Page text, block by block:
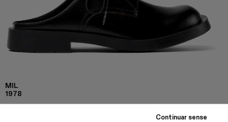
Continuar sense
MIL
1978
Esclop de pell de color negre amb sola de cautxú.